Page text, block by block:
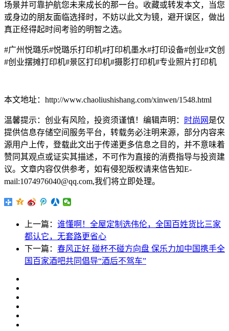
场景并可靠护航您未来成长的那一台。收藏或转发本文，当您
或身边的朋友面临选择时，不妨以此文为镜，避开误区，做出
真正经得起时间考验的明智之选。
#广州悦璐乐#悦璐乐打印机#打印机墨水#打印设备#创业#文创
#创业摆摊打印机#景区打印机#摄影打印机#专业照片打印机
本文地址：http://www.chaoliushishang.com/xinwen/1548.html
温馨提示：创业有风险，投资须谨慎！编辑声明： 时尚网 是仅
提供信息存储空间服务平台，转载务必注明来源，部分内容来
源用户上传，登载此文出于传递更多信息之目的，并不意味着
赞同其观点或证实其描述，不可作为直接的消费指导与投资建
议。文章内容仅供参考，如有侵犯版权请来信告知E-
mail:1074976040@qq.com,我们将立即处理。
上一篇： 谁懂啊！全屋定制选伟伦，全国百姓货比三家
都认它，无套路更省心
下一篇： 春风正好 碰杯不碰方向盘 保乐力加中国携手全
国百家酒吧共同倡导“酒后不驾车”